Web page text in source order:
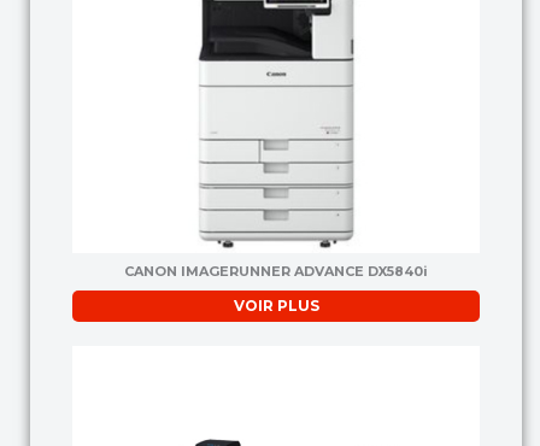
CANON IMAGERUNNER ADVANCE DX5840i
VOIR PLUS